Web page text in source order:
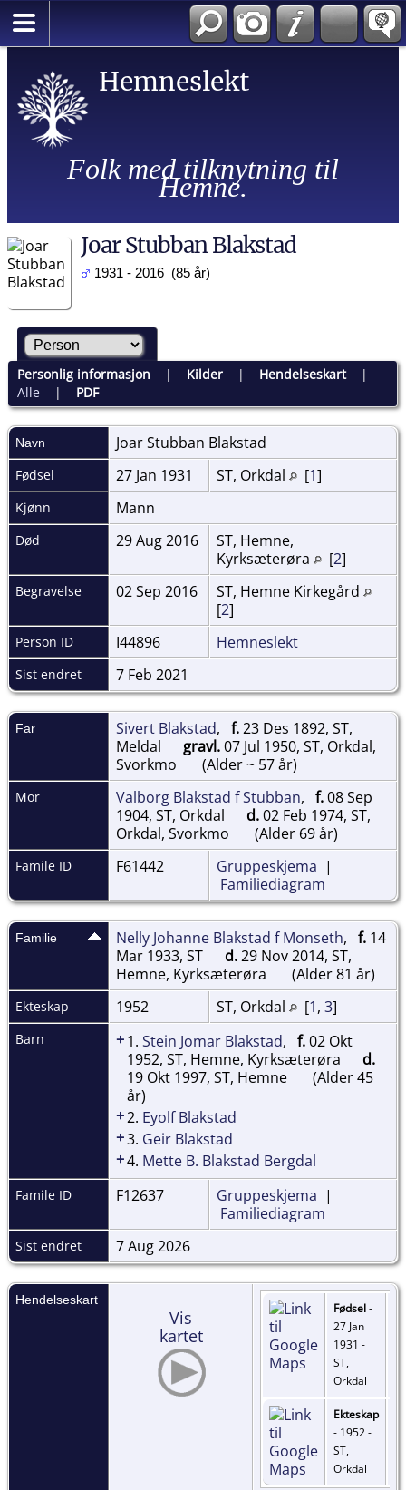
Hemneslekt
Folk med tilknytning til
Hemne.
Joar Stubban Blakstad
1931 - 2016 (85 år)
Personlig informasjon | Kilder| Hendelseskart|
Alle| PDF
Navn Joar Stubban Blakstad
Fødsel 27 Jan 1931 ST, Orkdal [1]
Kjønn Mann
Død 29 Aug 2016
ST, Hemne,
Kyrksæterøra
[2]
Begravelse 02 Sep 2016
ST, Hemne Kirkegård
[2]
Person ID I44896 Hemneslekt
Sist endret 7 Feb 2021
Far Sivert Blakstad, f.23 Des 1892, ST,
Meldal
gravl.07 Jul 1950, ST, Orkdal,
Svorkmo
(Alder ~ 57 år)
Mor Valborg Blakstad f Stubban, f.08 Sep
1904, ST, Orkdal
d.02 Feb 1974, ST,
Orkdal, Svorkmo
(Alder 69 år)
Famile ID F61442 Gruppeskjema |
Familiediagram
Familie Nelly Johanne Blakstad f Monseth, f. 14
Mar 1933, ST
d.29 Nov 2014, ST,
Hemne, Kyrksæterøra
(Alder 81 år)
Ekteskap 1952 ST, Orkdal [1, 3]
Barn +1. Stein Jomar Blakstad, f.02 Okt
1952, ST, Hemne, Kyrksæterøra
d.
19 Okt 1997, ST, Hemne
(Alder 45
år)
+2. Eyolf Blakstad
+3. Geir Blakstad
+4. Mette B. Blakstad Bergdal
Famile ID F12637 Gruppeskjema |
Familiediagram
Sist endret 7 Aug 2026
Hendelseskart
Vis
kartet
Fødsel-
27 Jan
1931 -
ST,
Orkdal
Ekteskap
- 1952 -
ST,
Orkdal